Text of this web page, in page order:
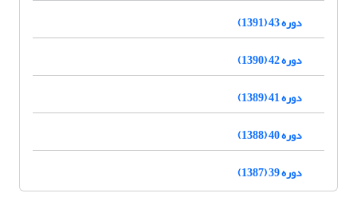
دوره 43 (1391)
دوره 42 (1390)
دوره 41 (1389)
دوره 40 (1388)
دوره 39 (1387)